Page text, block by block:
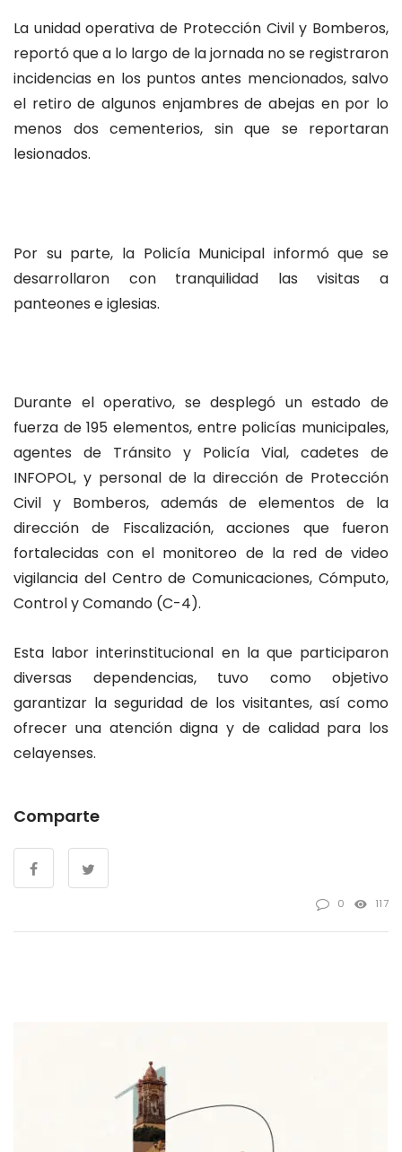
La unidad operativa de Protección Civil y Bomberos,
reportó que a lo largo de la jornada no se registraron
incidencias en los puntos antes mencionados, salvo
el retiro de algunos enjambres de abejas en por lo
menos dos cementerios, sin que se reportaran
lesionados.
Por su parte, la Policía Municipal informó que se
desarrollaron con tranquilidad las visitas a
panteones e iglesias.
Durante el operativo, se desplegó un estado de
fuerza de 195 elementos, entre policías municipales,
agentes de Tránsito y Policía Vial, cadetes de
INFOPOL, y personal de la dirección de Protección
Civil y Bomberos, además de elementos de la
dirección de Fiscalización, acciones que fueron
fortalecidas con el monitoreo de la red de video
vigilancia del Centro de Comunicaciones, Cómputo,
Control y Comando (C-4).
Esta labor interinstitucional en la que participaron
diversas dependencias, tuvo como objetivo
garantizar la seguridad de los visitantes, así como
ofrecer una atención digna y de calidad para los
celayenses.
Comparte
0 117